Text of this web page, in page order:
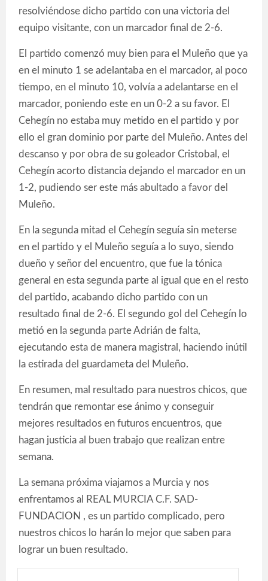
resolviéndose dicho partido con una victoria del
equipo visitante, con un marcador final de 2-6.
El partido comenzó muy bien para el Muleño que ya
en el minuto 1 se adelantaba en el marcador, al poco
tiempo, en el minuto 10, volvía a adelantarse en el
marcador, poniendo este en un 0-2 a su favor. El
Cehegín no estaba muy metido en el partido y por
ello el gran dominio por parte del Muleño. Antes del
descanso y por obra de su goleador Cristobal, el
Cehegín acorto distancia dejando el marcador en un
1-2, pudiendo ser este más abultado a favor del
Muleño.
En la segunda mitad el Cehegín seguía sin meterse
en el partido y el Muleño seguía a lo suyo, siendo
dueño y señor del encuentro, que fue la tónica
general en esta segunda parte al igual que en el resto
del partido, acabando dicho partido con un
resultado final de 2-6. El segundo gol del Cehegín lo
metió en la segunda parte Adrián de falta,
ejecutando esta de manera magistral, haciendo inútil
la estirada del guardameta del Muleño.
En resumen, mal resultado para nuestros chicos, que
tendrán que remontar ese ánimo y conseguir
mejores resultados en futuros encuentros, que
hagan justicia al buen trabajo que realizan entre
semana.
La semana próxima viajamos a Murcia y nos
enfrentamos al REAL MURCIA C.F. SAD-
FUNDACION , es un partido complicado, pero
nuestros chicos lo harán lo mejor que saben para
lograr un buen resultado.